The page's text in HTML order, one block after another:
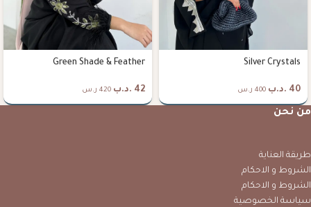
Silver Crystals
40 .د.ب 400 ر.س
Green Shade & Feather
42 .د.ب 420 ر.س
من نحن
طريقة العناية
الشروط و الاحكام
الشروط و الاحكام
سياسة الخصوصية